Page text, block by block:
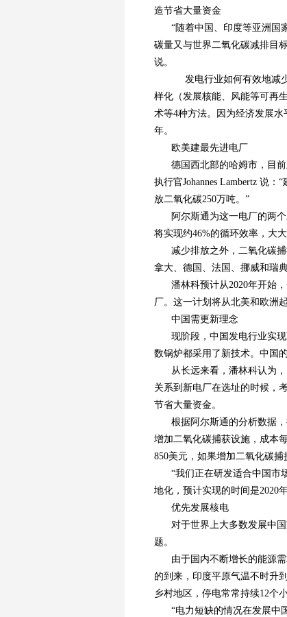
造节省大量资金
“随着中国、印度等亚洲国
碳量又与世界二氧化碳减排目
说。
发电行业如何有效地减
样化（发展核能、风能等可再
术等4种方法。因为经济发展
年。
欧美建最先进电厂
德国西北部的哈姆市，目
执行官Johannes Lambertz 说
放二氧化碳250万吨。”
阿尔斯通为这一电厂的两
将实现约46%的循环效率，大
减少排放之外，二氧化碳
拿大、德国、法国、挪威和瑞
潘林科预计从2020年开始
厂。这一计划将从北美和欧洲
中国需更新理念
现阶段，中国发电行业实
数锅炉都采用了新技术。中国
从长远来看，潘林科认为
关系到新电厂在选址的时候，
节省大量资金。
根据阿尔斯通的分析数据
增加二氧化碳捕获设施，成本
850美元，如果增加二氧化碳捕
“我们正在研发适合中国市
地化，预计实现的时间是2020
优先发展核电
对于世界上大多数发展中
题。
由于国内不断增长的能源
的到来，印度平原气温不时升
乡村地区，停电常常持续12个
“电力短缺的情况在发展中